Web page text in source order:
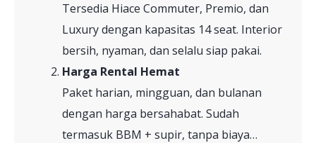
Tersedia Hiace Commuter, Premio, dan
Luxury dengan kapasitas 14 seat. Interior
bersih, nyaman, dan selalu siap pakai.
Harga Rental Hemat
Paket harian, mingguan, dan bulanan
dengan harga bersahabat. Sudah
termasuk BBM + supir, tanpa biaya…